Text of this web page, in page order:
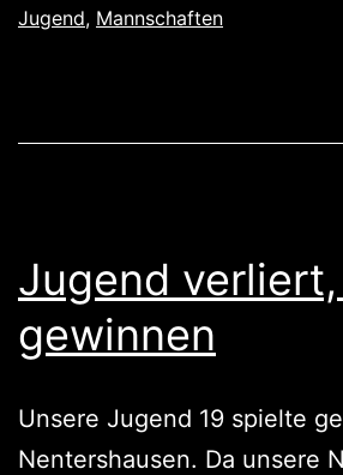
Jugend, Mannschaften
Jugend
gewinnen
Unsere Jugend 19 spielte
Nentershausen. Da unsere